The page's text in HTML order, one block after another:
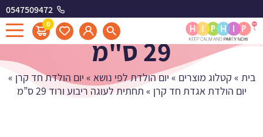
0547509472
0
תחתית לעוגה ריבוע ורוד
29 ס"מ
בית » קטלוג מוצרים » יום הולדת לפי נושא » יום הולדת חד קרן »
יום הולדת אגדת חד קרן » תחתית לעוגה ריבוע ורוד 29 ס”מ